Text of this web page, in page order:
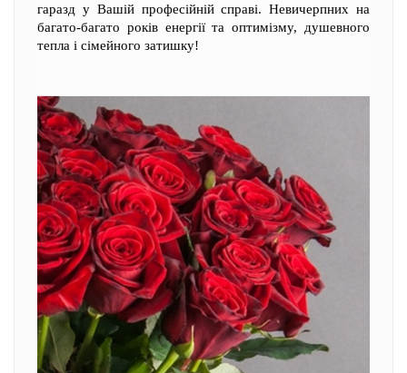
гаразд у Вашій професійній справі. Невичерпних на
багато-багато років енергії та оптимізму, душевного
тепла і сімейного затишку!